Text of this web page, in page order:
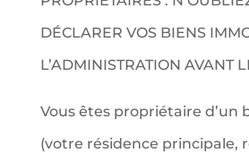
DÉCLARER VOS BIENS
L’ADMINISTRATION AVANT
Vous êtes propriétaire d’un
(votre résidence principale,